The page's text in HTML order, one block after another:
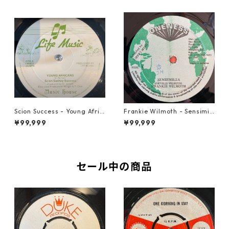
Scion Success - Young Afric
ans【12-50037】
¥99,999
Frankie Wilmoth - Sensimill
a【12-50034】
¥99,999
セール中の商品